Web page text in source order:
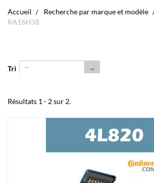
Accueil Recherche par marque et modèle
RA16H38
Tri --
Résultats 1 - 2 sur 2.